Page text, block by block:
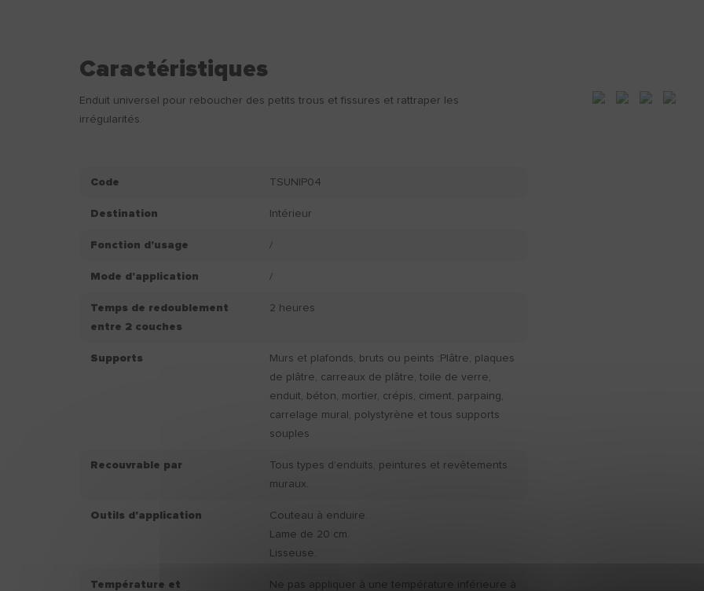
Caractéristiques
Enduit universel pour reboucher des petits trous et fissures et rattraper les
irrégularités.
Code TSUNIP04
Destination Intérieur
Fonction d'usage /
Mode d'application /
Temps de redoublement
entre 2 couches
2 heures
Supports
Murs et plafonds, bruts ou peints :Plâtre, plaques
de plâtre, carreaux de plâtre, toile de verre,
enduit, béton, mortier, crépis, ciment, parpaing,
carrelage mural, polystyrène et tous supports
souples
Recouvrable par
Tous types d’enduits, peintures et revêtements
muraux.
Outils d'application
Couteau à enduire.
Lame de 20 cm.
Lisseuse.
Température et
Ne pas appliquer à une température inférieure à